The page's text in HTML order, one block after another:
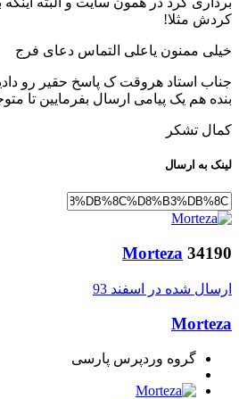
کردش مثلا!
خیلی ممنون یاعلی التماس دعای فرج
جناب استاد هروقت ک پاسخ حقیر رو
بنده هم یک پیامی ارسال بفرمایین تا
کمال تشکر
لینک به ارسال
Morteza 34190
ارسال شده در اسفند 93
Morteza
گروه وردپرس پارسی